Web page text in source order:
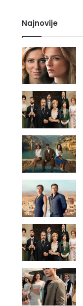
Najnovije